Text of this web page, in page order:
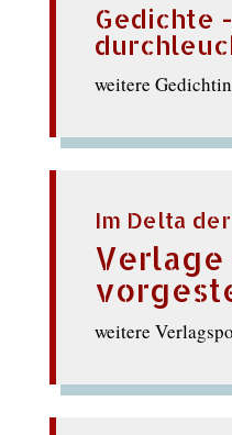
Gedichte
weitere
Im Delta
Verlage
weitere